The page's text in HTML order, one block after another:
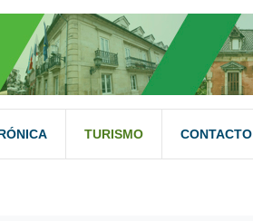
TURISMO CONTACTO